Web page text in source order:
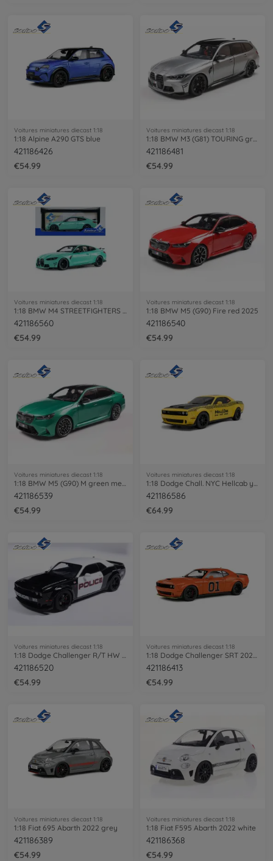
Voitures miniatures diecast 1:18
1:18 Alpine A290 GTS blue
421186426
€54.99
Voitures miniatures diecast 1:18
421186481
€54.99
Voitures miniatures diecast 1:18
1:18 BMW M4 STREETFIGHTERS turqu.
421186560
€54.99
Voitures miniatures diecast 1:18
1:18 BMW M5 (G90) Fire red 2025
421186540
€54.99
Voitures miniatures diecast 1:18
421186539
€54.99
Voitures miniatures diecast 1:18
421186586
€64.99
Voitures miniatures diecast 1:18
1:18 Dodge Challenger R/T HW Police
421186520
€54.99
Voitures miniatures diecast 1:18
1:18 Dodge Challenger SRT 2023 orange
421186413
€54.99
Voitures miniatures diecast 1:18
1:18 Fiat 695 Abarth 2022 grey
421186389
€54.99
Voitures miniatures diecast 1:18
1:18 Fiat F595 Abarth 2022 white
421186368
€54.99